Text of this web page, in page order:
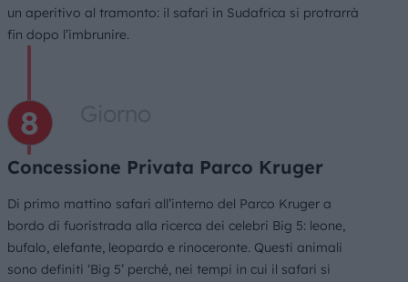
un aperitivo al tramonto: il safari in Sudafrica si protrarrà
fin dopo l’imbrunire.
Concessione Privata Parco Kruger
Di primo mattino safari all’interno del Parco Kruger a
bordo di fuoristrada alla ricerca dei celebri Big 5: leone,
bufalo, elefante, leopardo e rinoceronte. Questi animali
sono definiti ‘Big 5’ perché, nei tempi in cui il safari si